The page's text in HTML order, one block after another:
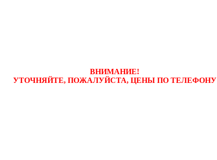
ВНИМАНИЕ!
УТОЧНЯЙТЕ, ПОЖАЛУЙСТА, ЦЕНЫ ПО ТЕЛЕФОНУ